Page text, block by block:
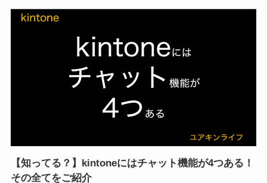
【知ってる？】kintoneにはチャット機能が4つある！
その全てをご紹介